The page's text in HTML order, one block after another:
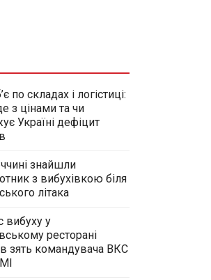
по складах і логістиці:
з цінами та чи
Україні дефіцит
знайшли
з вибухівкою біля
літака
вибуху у
ресторані
зять командувача ВКС